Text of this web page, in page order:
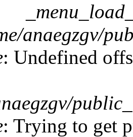
anaegzgv/
: Undefined
: Trying to get